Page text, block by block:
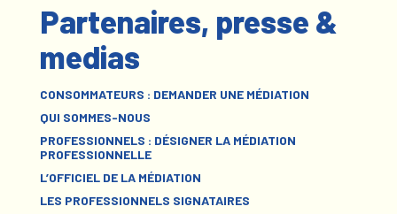
Partenaires, presse &
medias
CONSOMMATEURS : DEMANDER UNE MÉDIATION
QUI SOMMES-NOUS
PROFESSIONNELS : DÉSIGNER LA MÉDIATION
PROFESSIONNELLE
L’OFFICIEL DE LA MÉDIATION
LES PROFESSIONNELS SIGNATAIRES